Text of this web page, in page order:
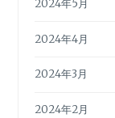
2024年5月
2024年4月
2024年3月
2024年2月